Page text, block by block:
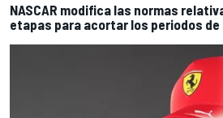
NASCAR modifica las normas
etapas para acortar los periodos